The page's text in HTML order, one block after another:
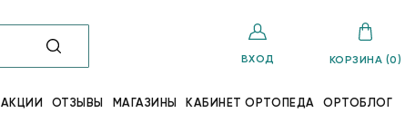
ВХОД КОРЗИНА (0)
АКЦИИ ОТЗЫВЫ МАГАЗИНЫ КАБИНЕТ ОРТОПЕДА ОРТОБЛОГ